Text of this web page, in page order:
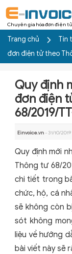
Chuyên gia hóa đơn điện tử
Trang chủ Tin
đơn điện tử theo
Quy định
đơn điện
68/2019/
Einvoice.vn- 31/10/2019
Quy định mới
Thông tư 68/
chi tiết trong
chức, hộ, cá
sẽ không còn
sót không
liệu về hướng
bài viết này sẽ